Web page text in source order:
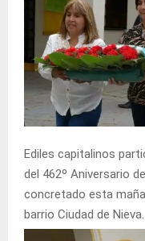
Ediles capitalinos
del 462º Aniversario
concretado esta
barrio Ciudad de Nieva.